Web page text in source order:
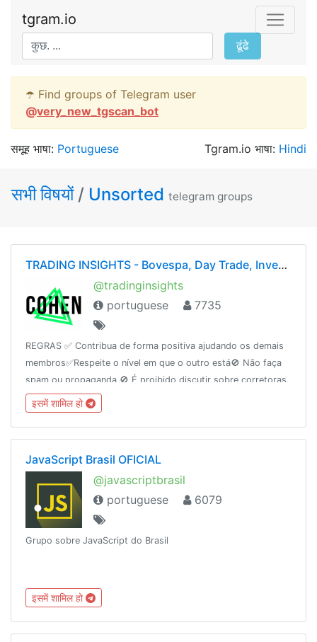
tgram.io
ढूंढे
☂️ Find groups of Telegram user
@very_new_tgscan_bot
समूह भाषा: Portuguese Tgram.io भाषा: Hindi
सभी विषयों / Unsorted telegram groups
TRADING INSIGHTS - Bovespa, Day Trade, Investimentos (Rodrigo Cohen)
@tradinginsights
portuguese
7735
REGRAS ✅ Contribua de forma positiva ajudando os demais
membros✅Respeite o nível em que o outro está🚫 Não faça
spam ou propaganda 🚫 É proibido discutir sobre corretoras.
O grupo não é suporte ou ouvidoria. Site:
http://rodrigocohen.com.br
इसमें शामिल हो
JavaScript Brasil OFICIAL
@javascriptbrasil
portuguese
6079
Grupo sobre JavaScript do Brasil
इसमें शामिल हो